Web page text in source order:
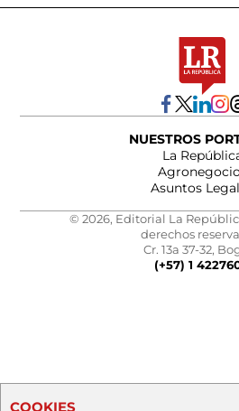
NUESTROS
La
Asuntos
© 2026, Editorial La
derechos
Cr. 13a 37-32,
(+57) 1
COOKIES